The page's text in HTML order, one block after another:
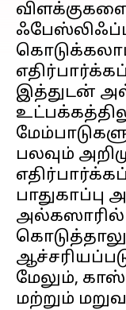
இத்துடன்
பலவும்
பாதுகாப்பு
மேலும்,
மற்றும்